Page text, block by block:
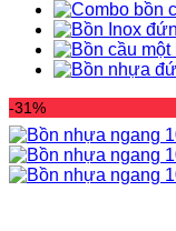
-31%